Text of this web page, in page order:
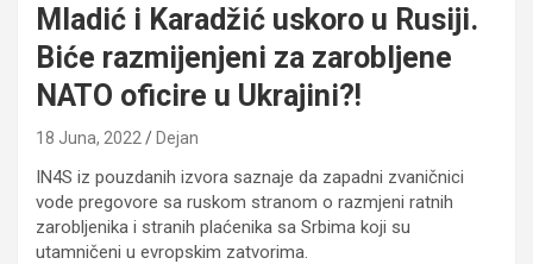
Mladić i Karadžić uskoro u Rusiji.
Biće razmijenjeni za zarobljene
NATO oficire u Ukrajini?!
18 Juna, 2022 Dejan
IN4S iz pouzdanih izvora saznaje da zapadni zvaničnici
vode pregovore sa ruskom stranom o razmjeni ratnih
zarobljenika i stranih plaćenika sa Srbima koji su
utamničeni u evropskim zatvorima.